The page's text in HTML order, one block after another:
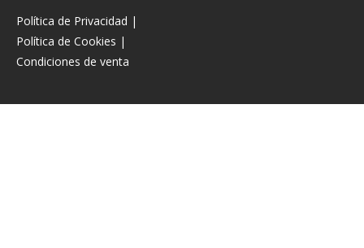
Política de Privacidad |
Política de Cookies |
Condiciones de venta